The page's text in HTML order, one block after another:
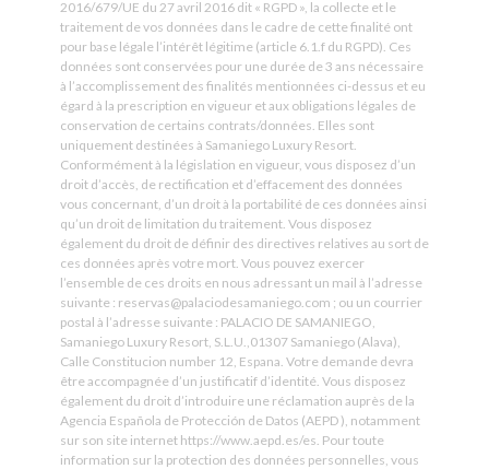
2016/679/UE du 27 avril 2016 dit « RGPD », la collecte et le
traitement de vos données dans le cadre de cette finalité ont
pour base légale l’intérêt légitime (article 6.1.f du RGPD). Ces
données sont conservées pour une durée de 3 ans nécessaire
à l’accomplissement des finalités mentionnées ci-dessus et eu
égard à la prescription en vigueur et aux obligations légales de
conservation de certains contrats/données. Elles sont
uniquement destinées à Samaniego Luxury Resort.
Conformément à la législation en vigueur, vous disposez d’un
droit d’accès, de rectification et d’effacement des données
vous concernant, d’un droit à la portabilité de ces données ainsi
qu’un droit de limitation du traitement. Vous disposez
également du droit de définir des directives relatives au sort de
ces données après votre mort. Vous pouvez exercer
l’ensemble de ces droits en nous adressant un mail à l’adresse
suivante : reservas@palaciodesamaniego.com ; ou un courrier
postal à l’adresse suivante : PALACIO DE SAMANIEGO,
Samaniego Luxury Resort, S.L.U.,01307 Samaniego (Alava),
Calle Constitucion number 12, Espana. Votre demande devra
être accompagnée d’un justificatif d’identité. Vous disposez
également du droit d’introduire une réclamation auprès de la
Agencia Española de Protección de Datos (AEPD ), notamment
sur son site internet https://www.aepd.es/es. Pour toute
information sur la protection des données personnelles, vous